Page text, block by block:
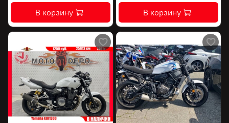
В корзину В корзину